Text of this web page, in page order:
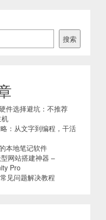
搜索
件选择避坑：不推荐
：从文字到编程，干活
本地笔记软件
网站搭建神器 –
Pro
见问题解决教程